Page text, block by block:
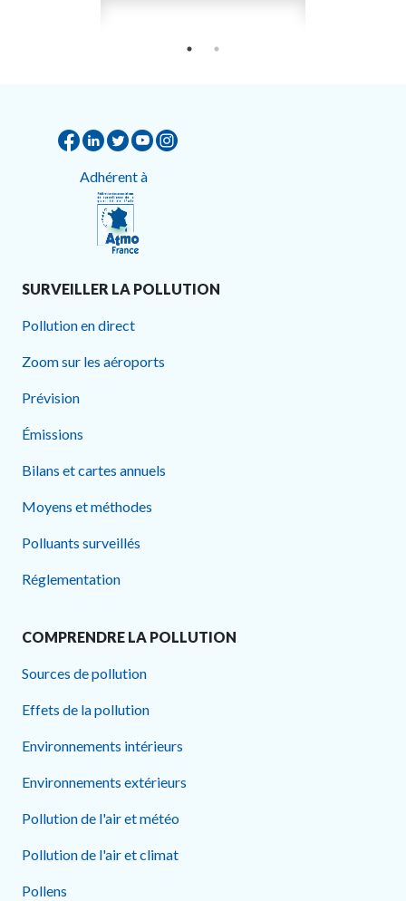
Adhérent à
SURVEILLER LA POLLUTION
Pollution en direct
Zoom sur les aéroports
Prévision
Émissions
Bilans et cartes annuels
Moyens et méthodes
Polluants surveillés
Réglementation
COMPRENDRE LA POLLUTION
Sources de pollution
Effets de la pollution
Environnements intérieurs
Environnements extérieurs
Pollution de l'air et météo
Pollution de l'air et climat
Pollens